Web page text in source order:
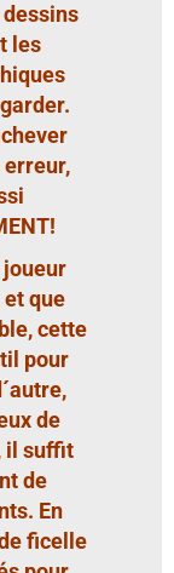
les
que
cette
pour
de
il suffit
de
En
ficelle